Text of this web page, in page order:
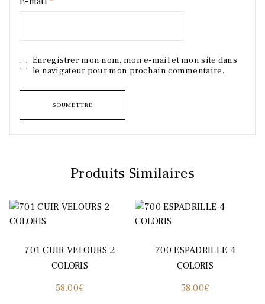
Enregistrer mon nom, mon e-mail et mon site dans
le navigateur pour mon prochain commentaire.
Produits Similaires
701 CUIR VELOURS 2
COLORIS
58.00€
700 ESPADRILLE 4
COLORIS
58.00€